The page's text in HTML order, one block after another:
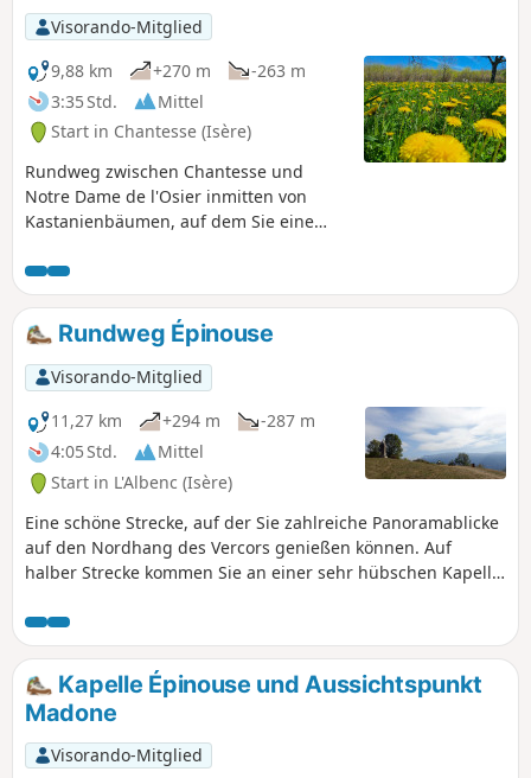
Visorando-Mitglied
9,88 km
+270 m
-263 m
3:35 Std.
Mittel
Start in Chantesse (Isère)
Rundweg zwischen Chantesse und
Notre Dame de l'Osier inmitten von
Kastanienbäumen, auf dem Sie eine
können.
Rundweg Épinouse
Visorando-Mitglied
11,27 km
+294 m
-287 m
4:05 Std.
Mittel
Start in L'Albenc (Isère)
Eine schöne Strecke, auf der Sie zahlreiche Panoramablicke
auf den Nordhang des Vercors genießen können. Auf
halber Strecke kommen Sie an einer sehr hübschen Kapelle
Kapelle Épinouse und Aussichtspunkt
Madone
Visorando-Mitglied